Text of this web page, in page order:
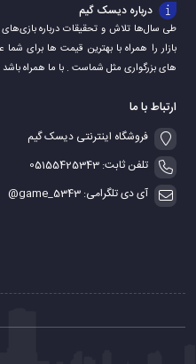
درباره دیسک گیم
طی سال‌ها تلاش و تحقیقات درباره بازی‌های
بازار را همراه با بهترین قیمت ها برای
های بزرگواری مثل شماست . با ما همراه باشد
ارتباط با ما
فروشگاه اینترنتی دیسک گیم
تلفن ثابت: 05155425343
آی دی تلگرامی: game_5343@